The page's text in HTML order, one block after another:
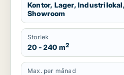
Kontor, Lager,
Showroom
Storlek
20 - 240 m2
Max. per månad